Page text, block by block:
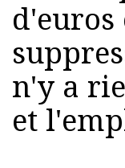
d'euros
n'y a
et